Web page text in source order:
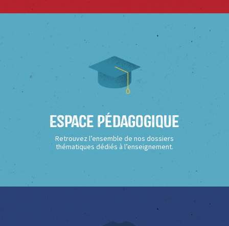
Espace Pédagogique
Retrouvez l’ensemble de nos dossiers
thématiques dédiés à l’enseignement.